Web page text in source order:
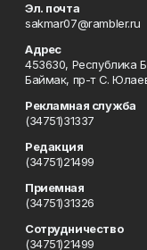
Эл. почта
sakmar07@rambler.ru
Адрес
453630, Республика
Баймак, пр-т С.
Рекламная служба
(34751)31337
Редакция
(34751)21499
Приемная
(34751)31326
Сотрудничество
(34751)21499